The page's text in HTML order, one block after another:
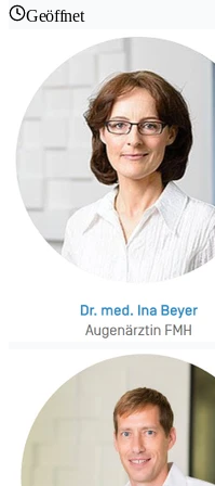
Geöffnet